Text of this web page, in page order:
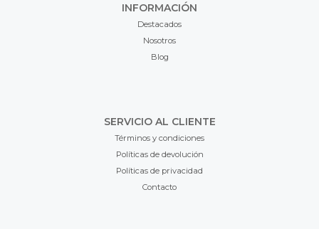
INFORMACIÓN
Destacados
Nosotros
Blog
SERVICIO AL CLIENTE
Términos y condiciones
Políticas de devolución
Políticas de privacidad
Contacto